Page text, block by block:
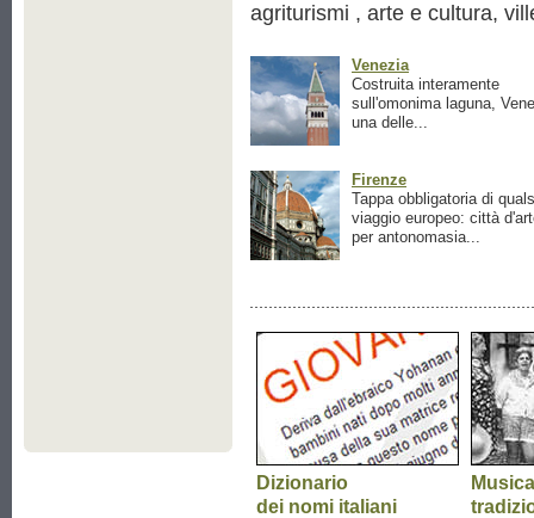
agriturismi , arte e cultura,
Venezia
Costruita interamente
sull'omonima laguna,
una delle...
Firenze
Tappa obbligatoria di
viaggio europeo: città
per antonomasia...
Dizionario
dei nomi italiani
Musica